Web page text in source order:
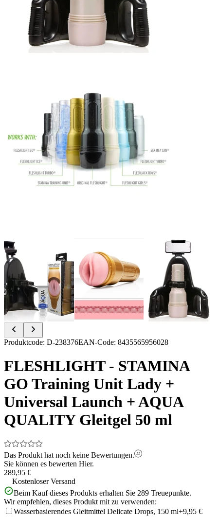
Item
of
Produktcode: D-238376EAN-Code: 8435565956028
FLESHLIGHT - STAMINA
GO Training Unit Lady +
Universal Launch + AQUA
QUALITY Gleitgel 50 ml
Das Produkt hat noch keine Bewertungen.
Sie können es bewerten Hier.
289,95 €
Kostenloser Versand
Beim Kauf dieses Produkts erhalten Sie 289 Treuepunkte.
Wir empfehlen, dieses Produkt mit zu verwenden:
Wasserbasierendes Gleitmittel Delicate Drops, 150 ml+9,95 €